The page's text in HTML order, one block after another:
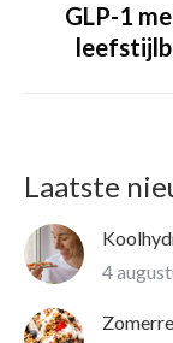
GLP-1
Laatste
4